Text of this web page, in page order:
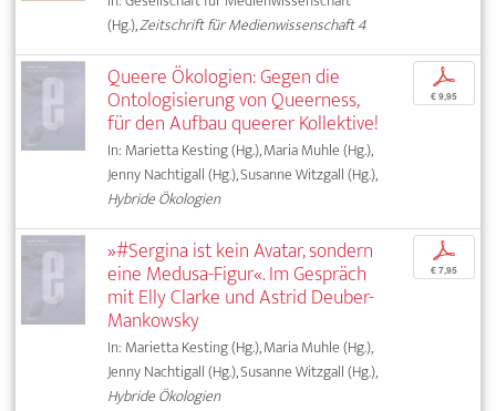
(Hg.),Zeitschrift für Medienwissenschaft 4
Queere Ökologien: Gegen die
Ontologisierung von Queerness,
für den Aufbau queerer Kollektive!
In: Marietta Kesting (Hg.), Maria Muhle (Hg.),
Jenny Nachtigall (Hg.), Susanne Witzgall (Hg.),
Hybride Ökologien
p
€ 9,95
»#Sergina ist kein Avatar, sondern
eine Medusa-Figur«. Im Gespräch
mit Elly Clarke und Astrid Deuber-
Mankowsky
In: Marietta Kesting (Hg.), Maria Muhle (Hg.),
Jenny Nachtigall (Hg.), Susanne Witzgall (Hg.),
Hybride Ökologien
p
€ 7,95